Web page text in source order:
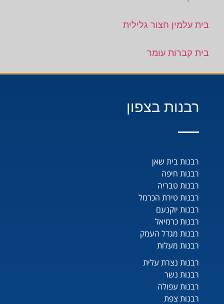
בית עלמין חצור גלילית
בית קברות עומר
רבנות בצפון
רבנות בית שאן
רבנות חיפה
רבנות טבריה
רבנות טירת הכרמל
רבנות יוקנעם
רבנות כרמיאל
רבנות מגדל העמק
רבנות מעלות
רבנות נצרת עלית
רבנות נשר
רבנות עפולה
רבנות צפת